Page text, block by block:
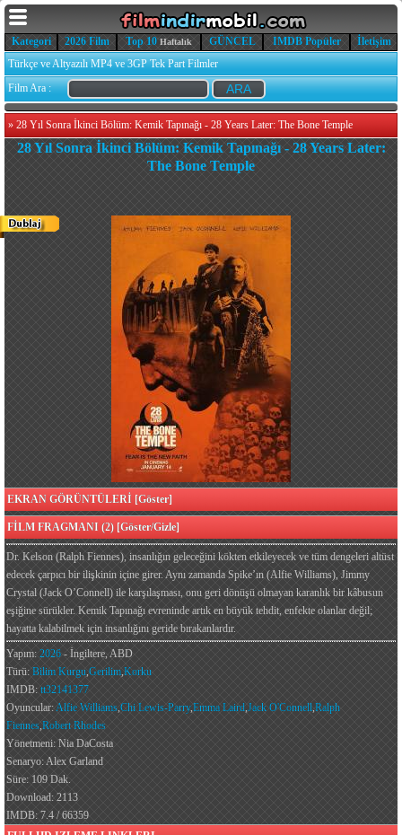
Kategori 2026 Film Top 10 Haftalık GÜNCEL IMDB Popüler
İletişim
Türkçe ve Altyazılı MP4 ve 3GP Tek Part Filmler
Film Ara :
» 28 Yıl Sonra İkinci Bölüm: Kemik Tapınağı - 28 Years Later: The Bone Temple
28 Yıl Sonra İkinci Bölüm: Kemik Tapınağı - 28 Years Later:
The Bone Temple
EKRAN GÖRÜNTÜLERİ [Göster]
FİLM FRAGMANI (2) [Göster/Gizle]
Dr. Kelson (Ralph Fiennes), insanlığın geleceğini kökten etkileyecek ve tüm dengeleri altüst
edecek çarpıcı bir ilişkinin içine girer. Aynı zamanda Spike’ın (Alfie Williams), Jimmy
Crystal (Jack O’Connell) ile karşılaşması, onu geri dönüşü olmayan karanlık bir kâbusun
eşiğine sürükler. Kemik Tapınağı evreninde artık en büyük tehdit, enfekte olanlar değil;
hayatta kalabilmek için insanlığını geride bırakanlardır.
Yapım: 2026 - İngiltere, ABD
Türü: Bilim Kurgu,Gerilim,Korku
IMDB: tt32141377
Oyuncular:Alfie Williams,Chi Lewis-Parry,Emma Laird,Jack O'Connell,Ralph
Fiennes,Robert Rhodes
Yönetmeni: Nia DaCosta
Senaryo: Alex Garland
Süre: 109 Dak.
Download: 2113
IMDB: 7.4 / 66359